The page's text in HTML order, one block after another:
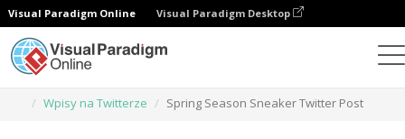
Visual Paradigm Online Visual Paradigm Desktop
Wpisy na Twitterze
Spring Season Sneaker Twitter Post